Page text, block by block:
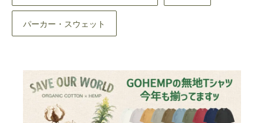
パーカー・スウェット